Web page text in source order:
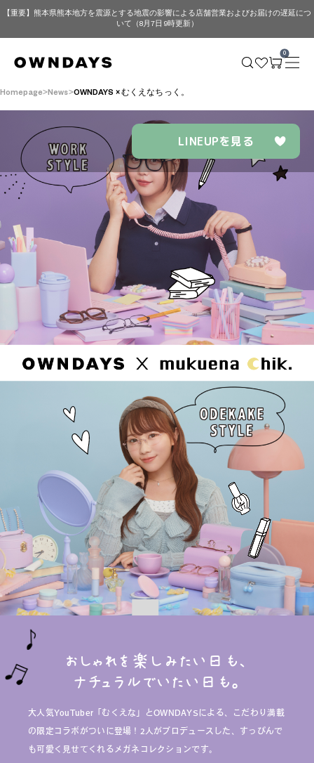
【重要】熊本県熊本地方を震源とする地震の影響による店舗営業およびお届けの遅延につ
いて（8月7日 9時更新）
0
Homepage News OWNDAYS × むくえなちっく。
LINEUPを見る
おしゃれを楽しみたい日も、
ナチュラルでいたい日も。
大人気YouTuber「むくえな」とOWNDAYSによる、こだわり満載
の限定コラボがついに登場！2人がプロデュースした、すっぴんで
も可愛く見せてくれるメガネコレクションです。